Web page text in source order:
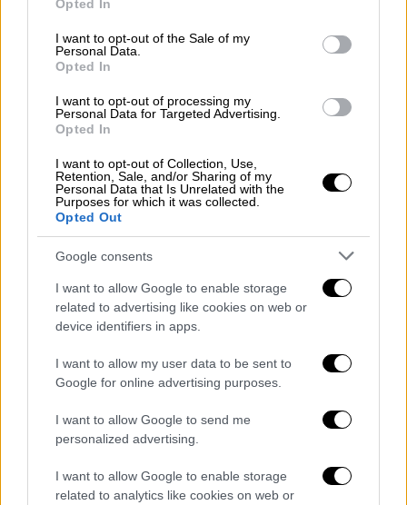
use your data for below specified purposes in below Google
consent section.
Opted In
I want to opt-out of the Sale of my
Personal Data.
Opted In
I want to opt-out of processing my
Personal Data for Targeted Advertising.
Opted In
I want to opt-out of Collection, Use,
Retention, Sale, and/or Sharing of my
Personal Data that Is Unrelated with the
Purposes for which it was collected.
Opted Out
Google consents
I want to allow Google to enable storage
related to advertising like cookies on web or
device identifiers in apps.
I want to allow my user data to be sent to
Google for online advertising purposes.
I want to allow Google to send me
personalized advertising.
I want to allow Google to enable storage
related to analytics like cookies on web or
πληγεί ανεπανόρθωτα σε μια χώρα όπου η
ασθένεια αυτή δεν είναι ιδιαίτερα γνωστή
και η πρόσβαση σε ιατρική φροντίδα
δύσκολη, κυρίως για τον αγροτικό, φτωχό
πληθυσμό. «Ποιος θα παίξει μαζί της; Και
όταν μεγαλώσει, ποιος θα θέλει να την
παντρευτεί;», λέει η μητέρα ενός 4χρονου
κοριτσιού που βρέθηκε θετικό στον ιό
κλαίγοντας.
600.000 τσαρλατάνοι είναι ενεργοί
στη χώρα
θεωρείται μια χώρα που δεν είναι ιδιαίτερα
διαδεδομένο το AIDS. Όμως η ασθένεια έχει
αρχίσει να εξαπλώνεται κυρίως μεταξύ των
χρηστών ναρκωτικών, των εργαζόμενων του
Κόλπου.